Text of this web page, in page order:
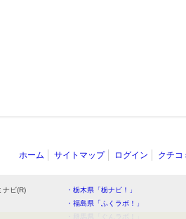
ホーム サイトマップ ログイン クチコ
ナビ(R) ・栃木県「栃ナビ！」
・福島県「ふくラボ！」